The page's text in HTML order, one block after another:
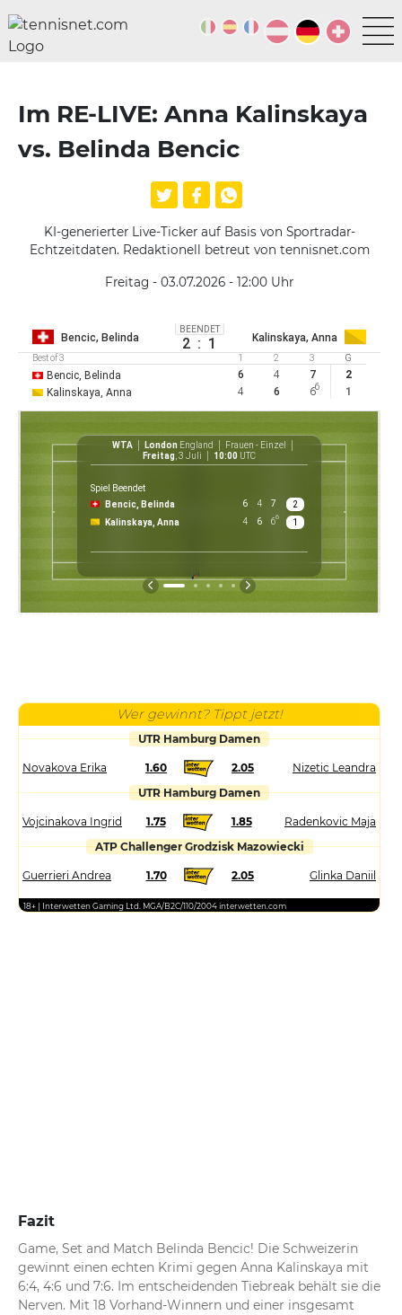
Im RE-LIVE: Anna Kalinskaya
vs. Belinda Bencic
KI-generierter Live-Ticker auf Basis von Sportradar-
Echtzeitdaten. Redaktionell betreut von tennisnet.com
Freitag - 03.07.2026 - 12:00 Uhr
Bencic, Belinda
BEENDET
2 : 1 Kalinskaya, Anna
Best of 3 1 2 3 G
Bencic, Belinda 6 4 7
2
Kalinskaya, Anna
4 6 66 1
WTA London England
Frauen - Einzel
Freitag , 3 Juli 10:00 UTC
Spiel Beendet
Bencic, Belinda
6 4 7
2
Kalinskaya, Anna
4 6 66
1
Wer gewinnt? Tippt jetzt!
UTR Hamburg Damen
Novakova Erika 1.60 2.05
Nizetic Leandra
UTR Hamburg Damen
Vojcinakova Ingrid 1.75 1.85
Radenkovic Maja
ATP Challenger Grodzisk Mazowiecki
Guerrieri Andrea 1.70 2.05 Glinka Daniil
18+ | Interwetten Gaming Ltd. MGA/B2C/110/2004 interwetten.com
Fazit
Game, Set and Match Belinda Bencic! Die Schweizerin
gewinnt einen echten Krimi gegen Anna Kalinskaya mit
6:4, 4:6 und 7:6. Im entscheidenden Tiebreak behält sie die
Nerven. Mit 18 Vorhand-Winnern und einer insgesamt